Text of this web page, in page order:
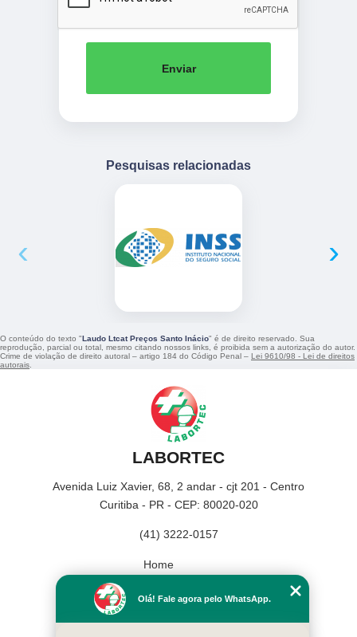
Enviar
Pesquisas relacionadas
‹ ›
O conteúdo do texto "Laudo Ltcat Preços Santo Inácio" é de direito reservado. Sua
reprodução, parcial ou total, mesmo citando nossos links, é proibida sem a autorização do autor.
Crime de violação de direito autoral – artigo 184 do Código Penal – Lei 9610/98 - Lei de direitos
autorais
LABORTEC
Avenida Luiz Xavier, 68, 2 andar - cjt 201 - Centro
Curitiba - PR - CEP: 80020-020
(41) 3222-0157
Home
Missão
Olá! Fale agora pelo WhatsApp.